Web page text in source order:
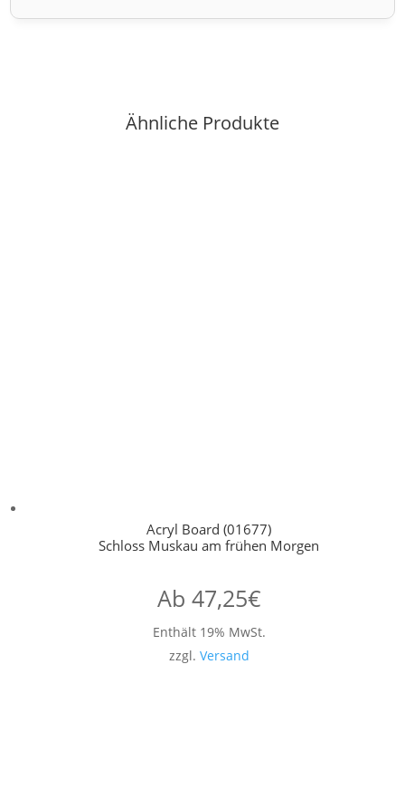
Ähnliche Produkte
Acryl Board (01677)
Schloss Muskau am frühen Morgen
Ab 47,25€
Enthält 19% MwSt.
zzgl. Versand